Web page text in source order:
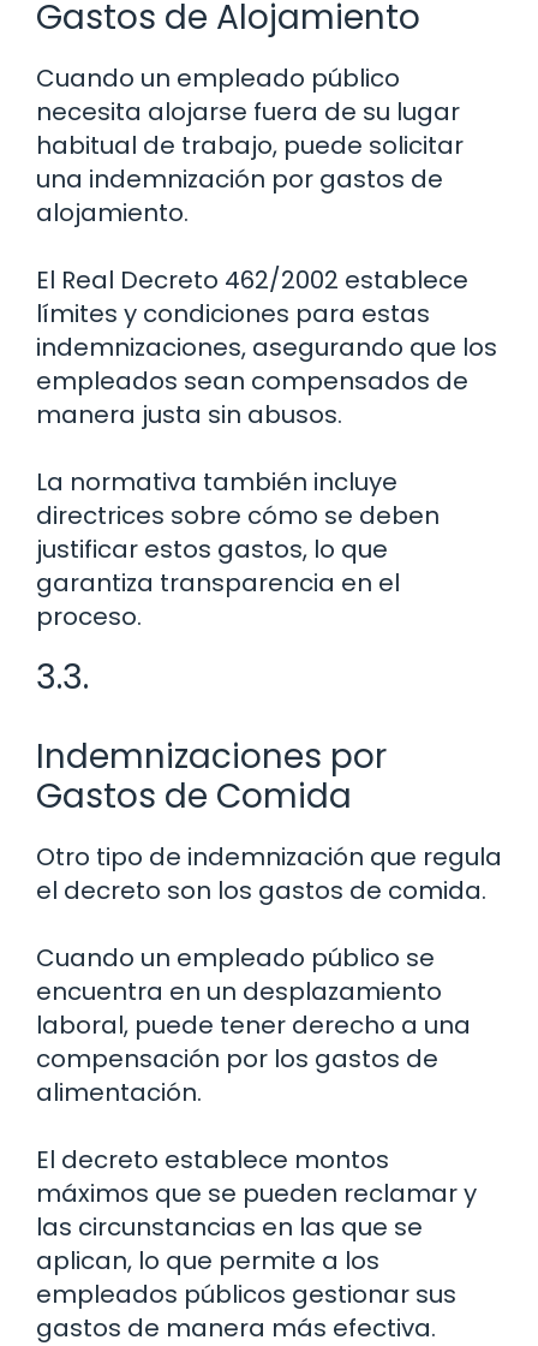
Gastos de Alojamiento
Cuando un empleado público
necesita alojarse fuera de su lugar
habitual de trabajo, puede solicitar
una indemnización por gastos de
alojamiento.
El Real Decreto 462/2002 establece
límites y condiciones para estas
indemnizaciones, asegurando que los
empleados sean compensados de
manera justa sin abusos.
La normativa también incluye
directrices sobre cómo se deben
justificar estos gastos, lo que
garantiza transparencia en el
proceso.
3.3.
Indemnizaciones por
Gastos de Comida
Otro tipo de indemnización que regula
el decreto son los gastos de comida.
Cuando un empleado público se
encuentra en un desplazamiento
laboral, puede tener derecho a una
compensación por los gastos de
alimentación.
El decreto establece montos
máximos que se pueden reclamar y
las circunstancias en las que se
aplican, lo que permite a los
empleados públicos gestionar sus
gastos de manera más efectiva.